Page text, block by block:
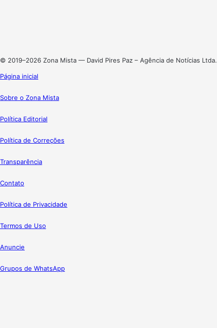
© 2019–2026 Zona Mista — David Pires Paz – Agência de Notícias Ltda.
Página inicial
Sobre o Zona Mista
Política Editorial
Política de Correções
Transparência
Contato
Política de Privacidade
Termos de Uso
Anuncie
Grupos de WhatsApp